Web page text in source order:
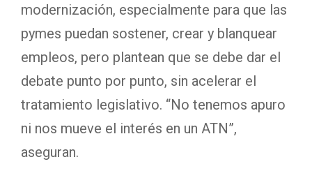
modernización, especialmente para que las
pymes puedan sostener, crear y blanquear
empleos, pero plantean que se debe dar el
debate punto por punto, sin acelerar el
tratamiento legislativo. “No tenemos apuro
ni nos mueve el interés en un ATN”,
aseguran.